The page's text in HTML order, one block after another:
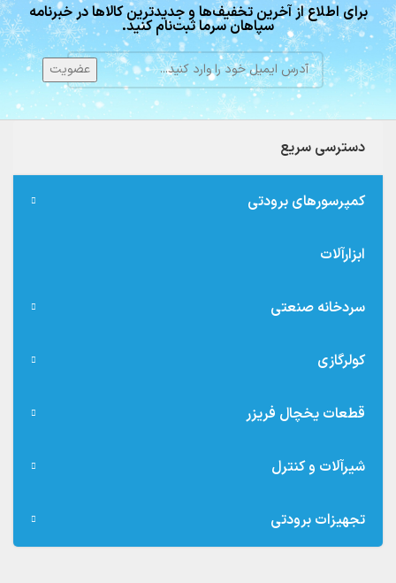
برای اطلاع از آخرین تخفیف‌ها و جدیدترین کالاها در خبرنامه
سپاهان سرما ثبت‌نام کنید.
دسترسی سریع
کمپرسورهای برودتی
ابزارآلات
سردخانه صنعتی
کولرگازی
قطعات یخچال فریزر
شیرآلات و کنترل
تجهیزات برودتی